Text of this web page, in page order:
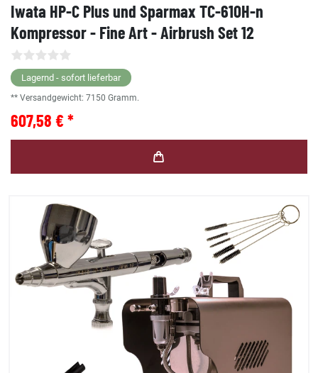
Iwata HP-C Plus und Sparmax TC-610H-n
Kompressor - Fine Art - Airbrush Set 12
Lagernd - sofort lieferbar
** Versandgewicht: 7150 Gramm.
607,58 € *